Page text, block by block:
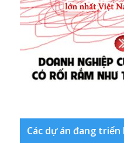
Các dự án đang triển